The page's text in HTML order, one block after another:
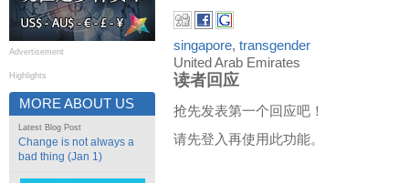
Advertisement
Highlights
MORE ABOUT US
Latest Blog Post
Change is not always a
bad thing (Jan 1)
singapore, transgender
United Arab Emirates
读者回应
抢先发表第一个回应吧！
请先登入再使用此功能。